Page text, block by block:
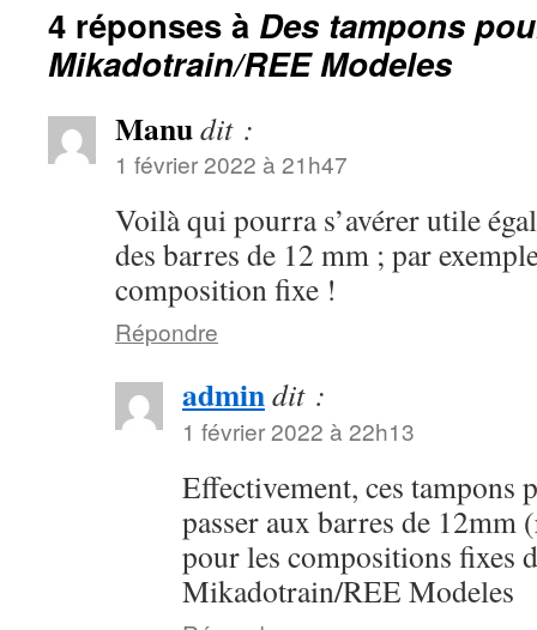
4 réponses à Des tampons
Mikadotrain/REE Modeles
Manudit :
1 février 2022 à 21h47
Voilà qui pourra s’avérer utile
des barres de 12 mm ; par
composition fixe !
Répondre
admindit :
1 février 2022 à 22h13
Effectivement, ces tampons
passer aux barres de 12mm
pour les compositions fixes
Mikadotrain/REE Modeles